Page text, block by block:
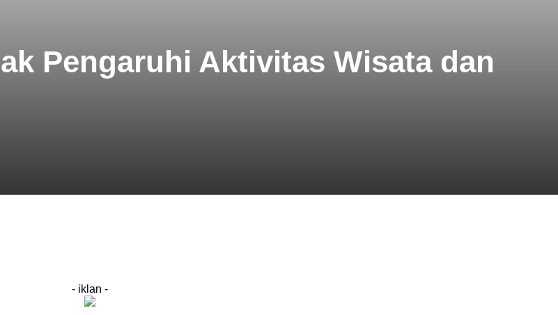
Pengaruhi Aktivitas Wisata dan
- iklan -